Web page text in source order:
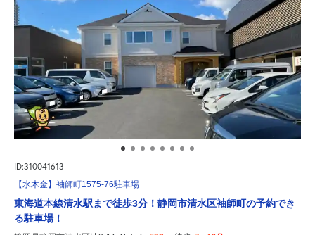
ID:310041613
【水木金】袖師町1575-76駐車場
東海道本線清水駅まで徒歩3分！静岡市清水区袖師町の予約でき
る駐車場！